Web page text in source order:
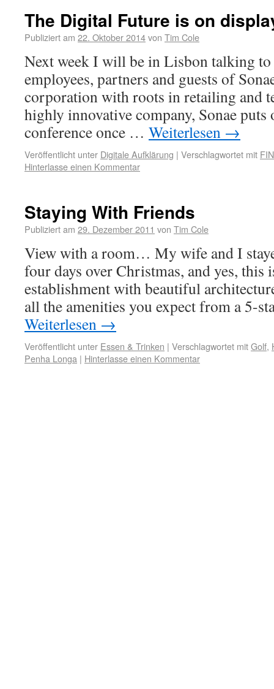
The Digital Future is on
Publiziert am 22. Oktober 2014von Tim Cole
Next week I will be in Lisbon talking
employees, partners and guests of
corporation with roots in retailing and
highly innovative company, Sonae
conference once … Weiterlesen →
Veröffentlicht unter Digitale Aufklärung | Verschlagwortet mit
Hinterlasse einen Kommentar
Staying With Friends
Publiziert am 29. Dezember 2011 von Tim Cole
View with a room… My wife and I
four days over Christmas, and yes, this
establishment with beautiful
all the amenities you expect from a 5-
Weiterlesen →
Veröffentlicht unter Essen & Trinken | Verschlagwortet mitGolf,
Penha Longa | Hinterlasse einen Kommentar